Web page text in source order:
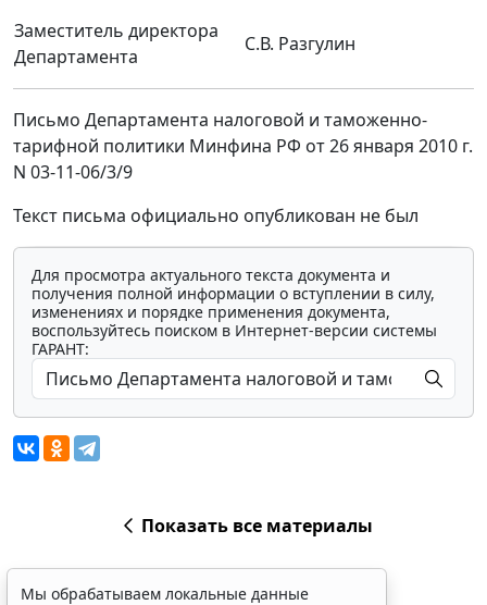
Заместитель директора
Департамента
С.В. Разгулин
Письмо Департамента налоговой и таможенно-
тарифной политики Минфина РФ от 26 января 2010 г.
N 03-11-06/3/9
Текст письма официально опубликован не был
Для просмотра актуального текста документа и
получения полной информации о вступлении в силу,
изменениях и порядке применения документа,
воспользуйтесь поиском в Интернет-версии системы
ГАРАНТ:
Показать все материалы
Мы обрабатываем локальные данные